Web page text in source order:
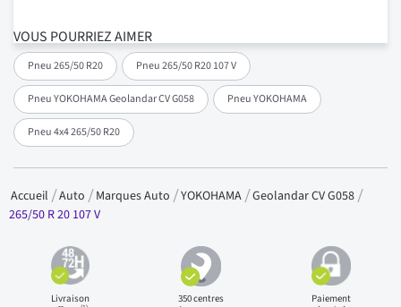
VOUS POURRIEZ AIMER
Pneu 265/50 R20 Pneu 265/50 R20 107 V
Pneu YOKOHAMA Geolandar CV G058 Pneu YOKOHAMA
Pneu 4x4 265/50 R20
Accueil Auto Marques Auto YOKOHAMA Geolandar CV G058
265/50 R 20 107 V
Livraison
350 centres
Paiement